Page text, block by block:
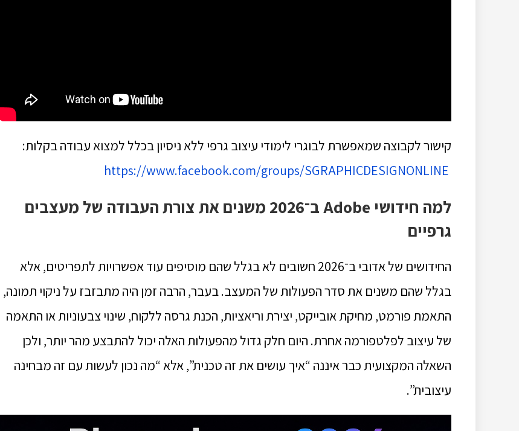
קישור לקבוצה שמאפשרת לבוגרי לימודי עיצוב גרפי ללא ניסיון בכלל למצוא עבודה בקלות:
https://www.facebook.com/groups/SGRAPHICDESIGNONLINE
למה חידושי Adobe ב־2026 משנים את צורת העבודה של מעצבים
גרפיים
החידושים של אדובי ב־2026 חשובים לא בגלל שהם מוסיפים עוד אפשרויות לתפריטים, אלא
בגלל שהם משנים את סדר הפעולות של המעצב. בעבר, הרבה זמן היה מתבזבז על ניקוי תמונה,
התאמת פורמט, מחיקת אובייקט, יצירת וריאציות, הכנת גרסה ללקוח, שינוי צבעוניות או התאמה
של עיצוב לפלטפורמה אחרת. היום חלק גדול מהפעולות האלה יכול להתבצע מהר יותר, ולכן
השאלה המקצועית כבר איננה “איך עושים את זה טכנית”, אלא “מה נכון לעשות עם זה מבחינה
עיצובית”.